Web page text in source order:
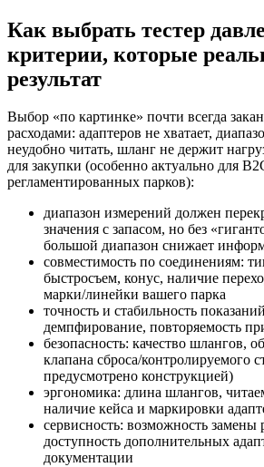
Как выбрать тестер
критерии, которые
результат
Выбор «по картинке» почти всегда
расходами: адаптеров не хватает,
неудобно читать, шланг не держит
для закупки (особенно актуально для
регламентированных парков):
диапазон измерений должен
значения с запасом, но без
большой диапазон снижает
совместимость по соединениям:
быстросъем, конус, наличие
марки/линейки вашего парка
точность и стабильность
демпфирование, повторяемость
безопасность: качество шлангов,
клапана сброса/контролируемого
предусмотрено конструкцией)
эргономика: длина шлангов,
наличие кейса и маркировки
сервисность: возможность замены
доступность дополнительных
документации